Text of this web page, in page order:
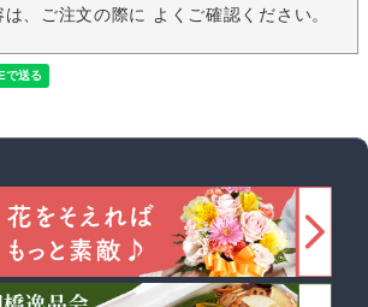
、ご注文の際に よくご確認ください。